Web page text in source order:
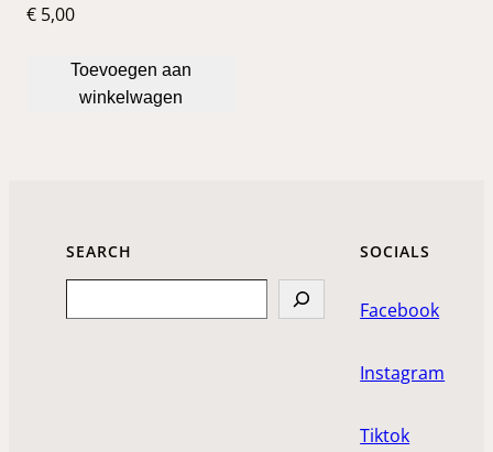
€ 5,00
Toevoegen aan
winkelwagen
SEARCH SOCIALS
Facebook
Instagram
Tiktok